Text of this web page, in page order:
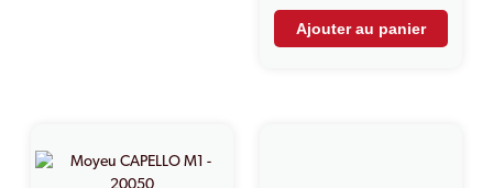
Ajouter au panier